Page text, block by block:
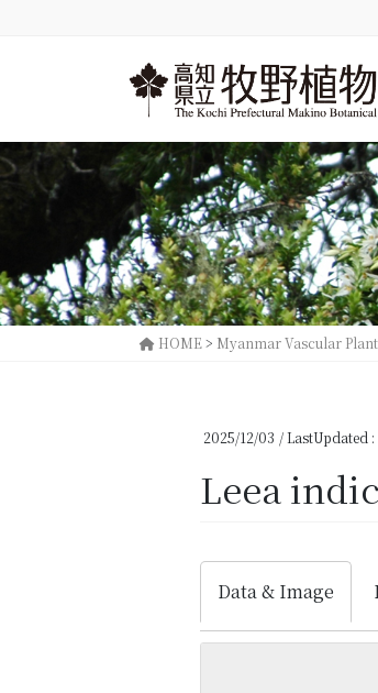
に
移
動
ョ
ン
に
HOME> Myanmar Vascular
2025/12/03 / LastUpdated :
Leea
Data & Image